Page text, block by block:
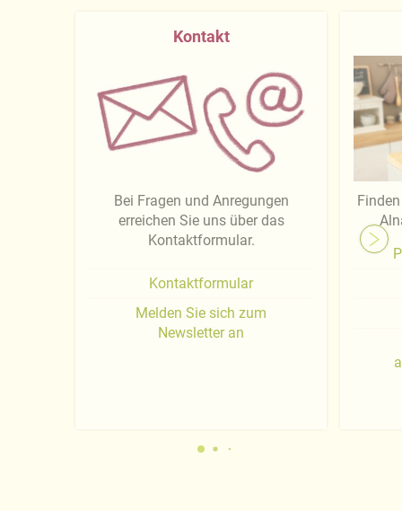
Kontakt
Bei Fragen und Anregungen
erreichen Sie uns über das
Kontaktformular.
Kontaktformular
Melden Sie sich zum
Newsletter an